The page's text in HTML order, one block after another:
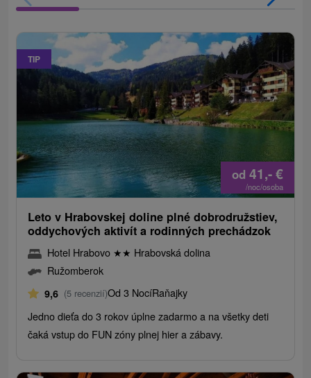
TIP
od 41,-€
/noc/osoba
Leto v Hrabovskej doline plné dobrodružstiev,
oddychových aktivít a rodinných prechádzok
Hotel Hrabovo ★★ Hrabovská dolina
Ružomberok
9,6 (5 recenzií)Od 3 NocíRaňajky
Jedno dieťa do 3 rokov úplne zadarmo a na všetky deti
čaká vstup do FUN zóny plnej hier a zábavy.